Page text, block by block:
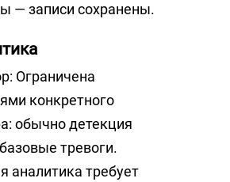
— записи сохранены.
конкретного
обычно детекция
тревоги.
аналитика требует